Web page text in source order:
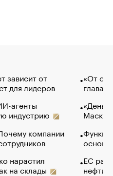
зависит от
для лидеров
агенты
индустрию
компании
нарастил
на склады
«От
глава
Маск в
основ
ЕС
нефти